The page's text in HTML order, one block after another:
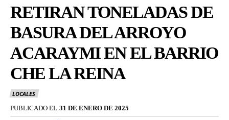
RETIRAN TONELADAS DE
BASURA DEL ARROYO
ACARAYMI EN EL BARRIO
CHE LA REINA
LOCALES
PUBLICADO EL 31 DE ENERO DE 2025